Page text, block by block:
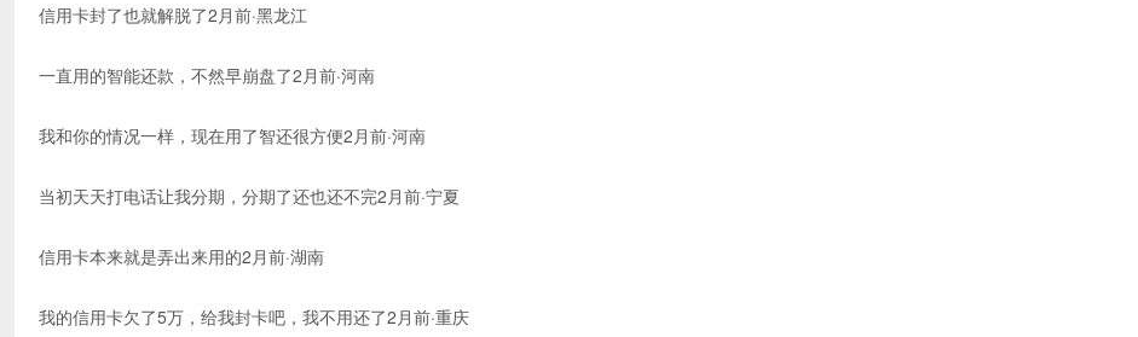
信用卡封了也就解脱了2月前·黑龙江
一直用的智能还款，不然早崩盘了2月前·河南
我和你的情况一样，现在用了智还很方便2月前·河南
当初天天打电话让我分期，分期了还也还不完2月前·宁夏
信用卡本来就是弄出来用的2月前·湖南
我的信用卡欠了5万，给我封卡吧，我不用还了2月前·重庆